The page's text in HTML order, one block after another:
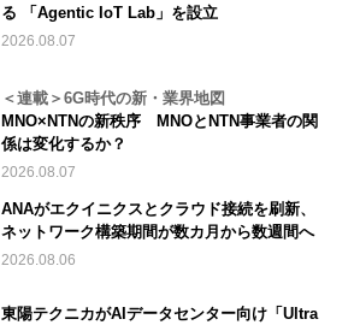
る 「Agentic IoT Lab」を設立
2026.08.07
＜連載＞6G時代の新・業界地図
MNO×NTNの新秩序 MNOとNTN事業者の関
係は変化するか？
2026.08.07
ANAがエクイニクスとクラウド接続を刷新、
ネットワーク構築期間が数カ月から数週間へ
2026.08.06
東陽テクニカがAIデータセンター向け「Ultra